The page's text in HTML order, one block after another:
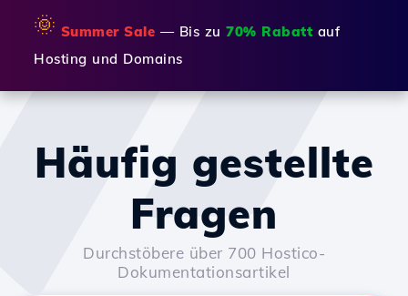
🌞 Summer Sale — Bis zu 70% Rabatt auf
Hosting und Domains
Häufig gestellte
Fragen
Durchstöbere über 700 Hostico-
Dokumentationsartikel